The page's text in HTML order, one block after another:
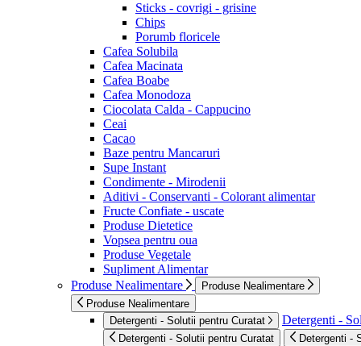
Sticks - covrigi - grisine
Chips
Porumb floricele
Cafea Solubila
Cafea Macinata
Cafea Boabe
Cafea Monodoza
Ciocolata Calda - Cappucino
Ceai
Cacao
Baze pentru Mancaruri
Supe Instant
Condimente - Mirodenii
Aditivi - Conservanti - Colorant alimentar
Fructe Confiate - uscate
Produse Dietetice
Vopsea pentru oua
Produse Vegetale
Supliment Alimentar
Produse Nealimentare
Produse Nealimentare
Produse Nealimentare
Detergenti - Solutii pentru Curatat
Detergenti -
Detergenti - Solutii pentru Curatat Detergenti -